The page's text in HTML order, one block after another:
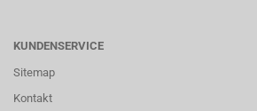
KUNDENSERVICE
Sitemap
Kontakt